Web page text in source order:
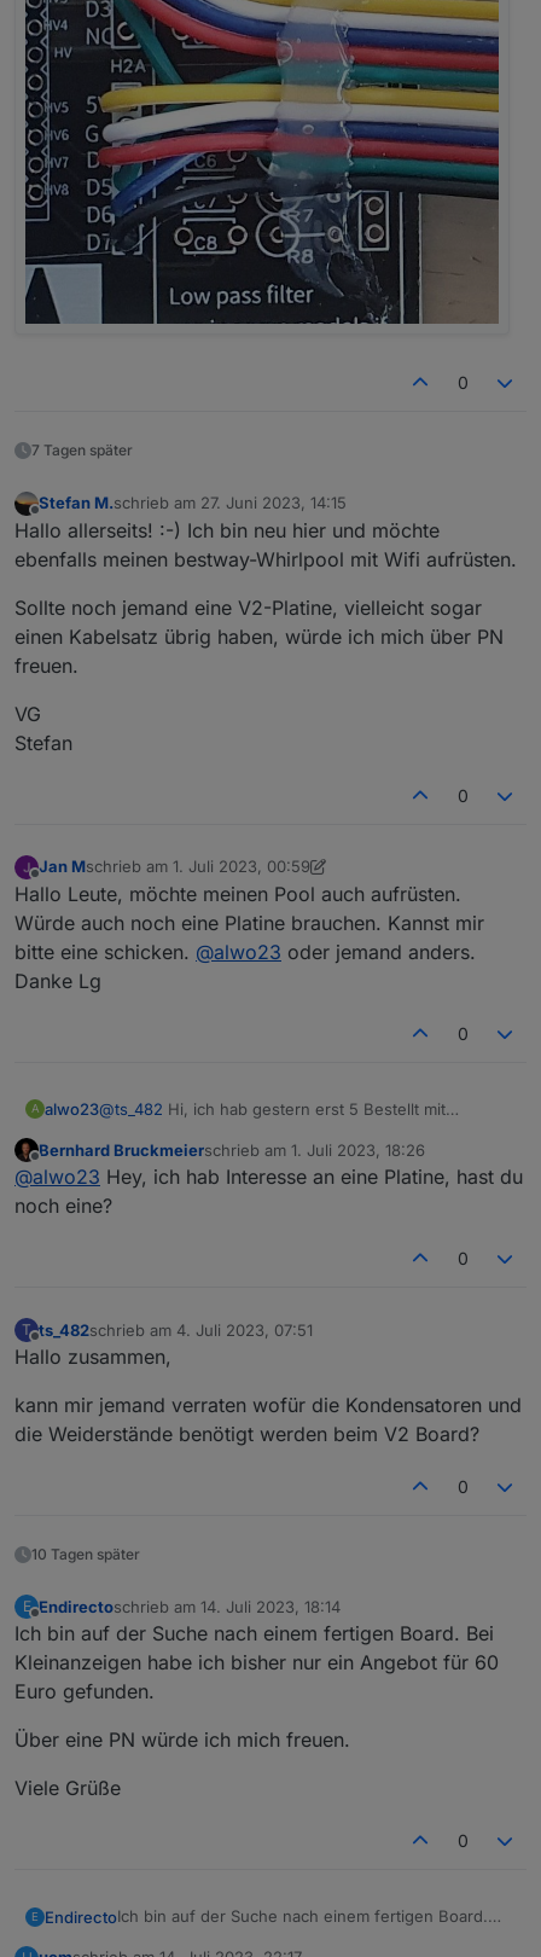
0
7 Tagen später
Offline
Stefan M.schrieb am 27. Juni 2023, 14:15
zuletzt editiert von
Hallo allerseits! :-) Ich bin neu hier und möchte
ebenfalls meinen bestway-Whirlpool mit Wifi aufrüsten.
Sollte noch jemand eine V2-Platine, vielleicht sogar
einen Kabelsatz übrig haben, würde ich mich über PN
freuen.
VG
Stefan
0
Offline
Jan Mschrieb am 1. Juli 2023, 00:59
zuletzt editiert von Jan M7. Jan. 2023, 03:03
Hallo Leute, möchte meinen Pool auch aufrüsten.
Würde auch noch eine Platine brauchen. Kannst mir
bitte eine schicken. @alwo23 oder jemand anders.
Danke Lg
0
A alwo23@ts_482 Hi, ich hab gestern erst 5 Bestellt mit
Offline
Bernhard Bruckmeierschrieb am 1. Juli 2023, 18:26
zuletzt editiert von
@alwo23 Hey, ich hab Interesse an eine Platine, hast du
noch eine?
0
T
Offline
ts_482schrieb am 4. Juli 2023, 07:51
zuletzt editiert von
Hallo zusammen,
kann mir jemand verraten wofür die Kondensatoren und
die Weiderstände benötigt werden beim V2 Board?
0
10 Tagen später
E
Offline
Endirectoschrieb am 14. Juli 2023, 18:14
zuletzt editiert von
Ich bin auf der Suche nach einem fertigen Board. Bei
Kleinanzeigen habe ich bisher nur ein Angebot für 60
Euro gefunden.
Über eine PN würde ich mich freuen.
Viele Grüße
0
E EndirectoIch bin auf der Suche nach einem fertigen Board.